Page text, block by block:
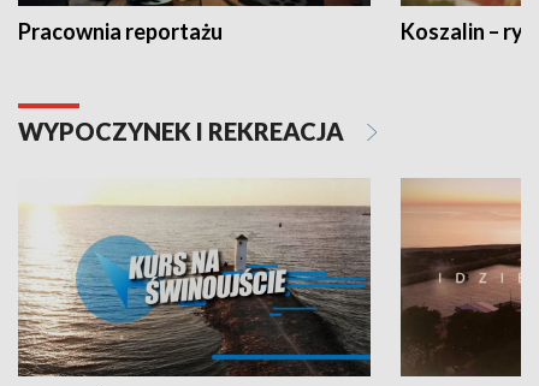
Pracownia reportażu Koszalin –
WYPOCZYNEK I REKREACJA